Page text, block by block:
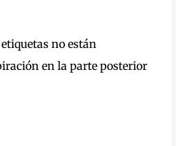
no están
en la parte posterior